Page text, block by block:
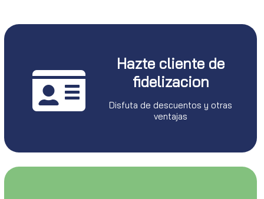
Hazte cliente de
fidelizacion
Disfuta de descuentos y otras
ventajas